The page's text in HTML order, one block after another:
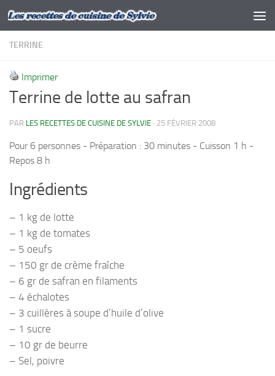
Skip to content
TERRINE
Imprimer
Terrine de lotte au safran
PAR LES RECETTES DE CUISINE DE SYLVIE · 25 FÉVRIER 2008
Pour 6 personnes - Préparation : 30 minutes - Cuisson 1 h -
Repos 8 h
Ingrédients
– 1 kg de lotte
– 1 kg de tomates
– 5 oeufs
– 150 gr de crème fraîche
– 6 gr de safran en filaments
– 4 échalotes
– 3 cuillères à soupe d’huile d’olive
– 1 sucre
– 10 gr de beurre
– Sel, poivre